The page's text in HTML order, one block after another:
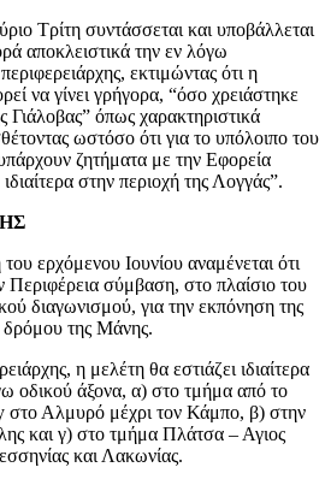
Τρίτη συντάσσεται και υποβάλλεται
αποκλειστικά την εν λόγω
εκτιμώντας ότι η
να γίνει γρήγορα, “όσο χρειάστηκε
Γιάλοβας” όπως χαρακτηριστικά
ωστόσο ότι για το υπόλοιπο του
ζητήματα με την Εφορεία
στην περιοχή της Λογγάς”.
ερχόμενου Ιουνίου αναμένεται ότι
Περιφέρεια σύμβαση, στο πλαίσιο του
διαγωνισμού, για την εκπόνηση της
δρόμου της Μάνης.
η μελέτη θα εστιάζει ιδιαίτερα
οδικού άξονα, α) στο τμήμα από το
στο Αλμυρό μέχρι τον Κάμπο, β) στην
και γ) στο τμήμα Πλάτσα – Αγιος
και Λακωνίας.